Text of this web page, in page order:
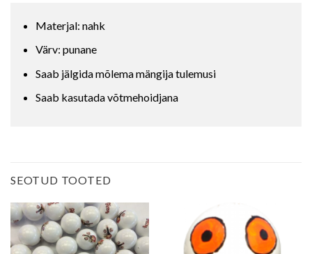
Materjal: nahk
Värv: punane
Saab jälgida mõlema mängija tulemusi
Saab kasutada võtmehoidjana
SEOTUD TOOTED